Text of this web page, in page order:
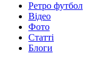
Ретро футбол
Відео
Фото
Статті
Блоги